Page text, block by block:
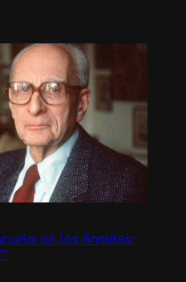
de los Annales: